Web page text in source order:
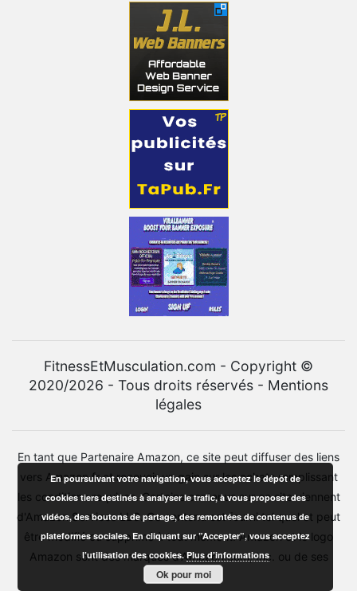
FitnessEtMusculation.com - Copyright ©
2020/2026 - Tous droits réservés - Mentions
légales
En tant que Partenaire Amazon, ce site peut diffuser des liens
vers Amazon.fr et recevoir un gain sur les achats remplissant
les conditions requises. Certains contenus sur ce site viennent
d'Amazon Services LLC. Ce contenu est fourni tel quel et peut
être modifié ou supprimé à tout moment. Amazon et le logo
Amazon sont des marques d'Amazon.com, Inc. ou de ses
affiliés.
En poursuivant votre navigation, vous acceptez le dépôt de
cookies tiers destinés à analyser le trafic, à vous proposer des
vidéos, des boutons de partage, des remontées de contenus de
plateformes sociales. En cliquant sur ”Accepter”, vous acceptez
l’utilisation des cookies.Plus d’informations
Ok pour moi